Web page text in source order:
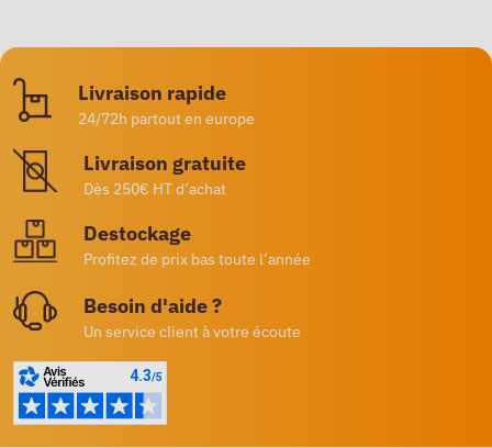
Livraison rapide
24/72h partout en europe
Livraison gratuite
Dès 250€ HT d’achat
Destockage
Profitez de prix bas toute l’année
Besoin d'aide ?
Un service client à votre écoute